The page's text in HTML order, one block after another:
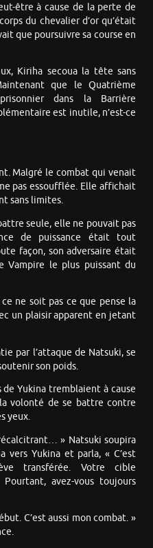
être à cause de la perte de
du chevalier d’or qu’était
que poursuivre sa course en
Kiriha secoua la tête sans
que le Quatrième
dans la Barrière
est inutile, n’est-ce
Malgré le combat qui venait
pas essoufflée. Elle affichait
sans limites.
seule, elle ne pouvait pas
de puissance était tout
façon, son adversaire était
Vampire le plus puissant du
ne soit pas ce que pense la
un plaisir apparent en jetant
par l’attaque de Natsuki, se
son poids.
Yukina tremblaient à cause
volonté de se battre contre
yeux.
» Natsuki soupira
vers Yukina et parla, « C’est
transférée. Votre cible
avez-vous toujours
C’est aussi mon combat. »